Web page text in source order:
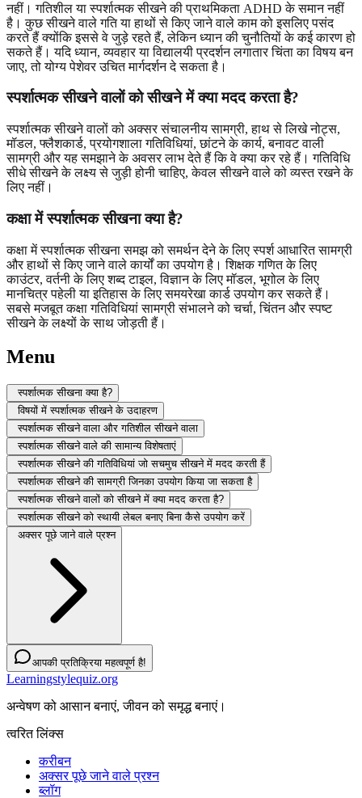
नहीं। गतिशील या स्पर्शात्मक सीखने की प्राथमिकता ADHD के समान नहीं
है। कुछ सीखने वाले गति या हाथों से किए जाने वाले काम को इसलिए पसंद
करते हैं क्योंकि इससे वे जुड़े रहते हैं, लेकिन ध्यान की चुनौतियों के कई कारण हो
सकते हैं। यदि ध्यान, व्यवहार या विद्यालयी प्रदर्शन लगातार चिंता का विषय बन
जाए, तो योग्य पेशेवर उचित मार्गदर्शन दे सकता है।
स्पर्शात्मक सीखने वालों को सीखने में क्या मदद करता है?
स्पर्शात्मक सीखने वालों को अक्सर संचालनीय सामग्री, हाथ से लिखे नोट्स,
मॉडल, फ्लैशकार्ड, प्रयोगशाला गतिविधियां, छांटने के कार्य, बनावट वाली
सामग्री और यह समझाने के अवसर लाभ देते हैं कि वे क्या कर रहे हैं। गतिविधि
सीधे सीखने के लक्ष्य से जुड़ी होनी चाहिए, केवल सीखने वाले को व्यस्त रखने के
लिए नहीं।
कक्षा में स्पर्शात्मक सीखना क्या है?
कक्षा में स्पर्शात्मक सीखना समझ को समर्थन देने के लिए स्पर्श आधारित सामग्री
और हाथों से किए जाने वाले कार्यों का उपयोग है। शिक्षक गणित के लिए
काउंटर, वर्तनी के लिए शब्द टाइल, विज्ञान के लिए मॉडल, भूगोल के लिए
मानचित्र पहेली या इतिहास के लिए समयरेखा कार्ड उपयोग कर सकते हैं।
सबसे मजबूत कक्षा गतिविधियां सामग्री संभालने को चर्चा, चिंतन और स्पष्ट
सीखने के लक्ष्यों के साथ जोड़ती हैं।
Menu
स्पर्शात्मक सीखना क्या है?
विषयों में स्पर्शात्मक सीखने के उदाहरण
स्पर्शात्मक सीखने वाला और गतिशील सीखने वाला
स्पर्शात्मक सीखने वाले की सामान्य विशेषताएं
स्पर्शात्मक सीखने की गतिविधियां जो सचमुच सीखने में मदद करती हैं
स्पर्शात्मक सीखने की सामग्री जिनका उपयोग किया जा सकता है
स्पर्शात्मक सीखने वालों को सीखने में क्या मदद करता है?
स्पर्शात्मक सीखने को स्थायी लेबल बनाए बिना कैसे उपयोग करें
अक्सर पूछे जाने वाले प्रश्न
आपकी प्रतिक्रिया महत्वपूर्ण है!
Learningstylequiz.org
अन्वेषण को आसान बनाएं, जीवन को समृद्ध बनाएं।
त्वरित लिंक्स
करीबन
अक्सर पूछे जाने वाले प्रश्न
ब्लॉग